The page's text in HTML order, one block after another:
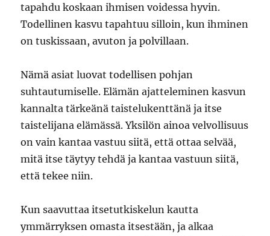
tapahdu koskaan ihmisen voidessa hyvin.
Todellinen kasvu tapahtuu silloin, kun ihminen
on tuskissaan, avuton ja polvillaan.
Nämä asiat luovat todellisen pohjan
suhtautumiselle. Elämän ajatteleminen kasvun
kannalta tärkeänä taistelukenttänä ja itse
taistelijana elämässä. Yksilön ainoa velvollisuus
on vain kantaa vastuu siitä, että ottaa selvää,
mitä itse täytyy tehdä ja kantaa vastuun siitä,
että tekee niin.
Kun saavuttaa itsetutkiskelun kautta
ymmärryksen omasta itsestään, ja alkaa